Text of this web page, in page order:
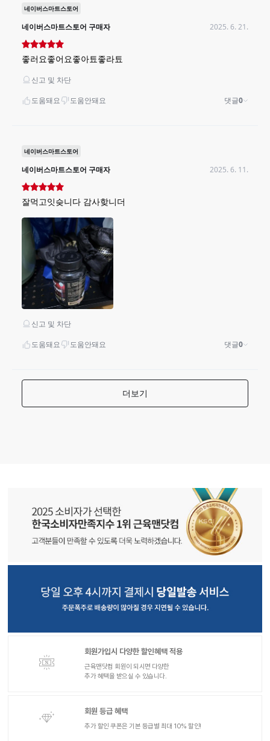
회원가입시 다양한 할인혜택 적용
근육맨닷컴 회원이 되시면 다양한
추가 혜택을 받으실 수 있습니다.
회원 등급 혜택
추가 할인 쿠폰은 기본 등급별 최대 10% 할인!